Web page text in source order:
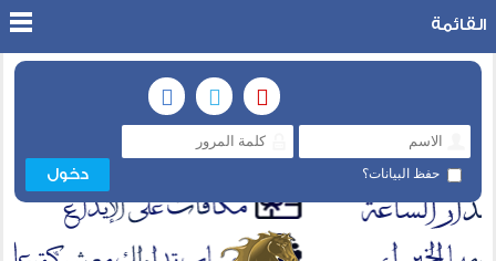
حفظ البيانات؟
القائمة